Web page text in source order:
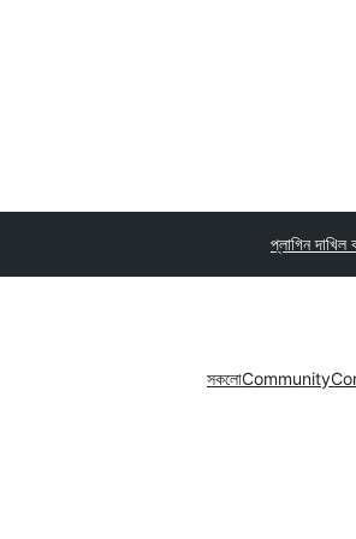
প্লাগিন দাখিল
সকলোCommunity